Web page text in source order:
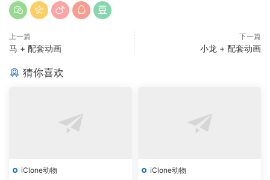
上一篇
马 + 配套动画
下一篇
小龙 + 配套动画
猜你喜欢
iClone动物 iClone动物